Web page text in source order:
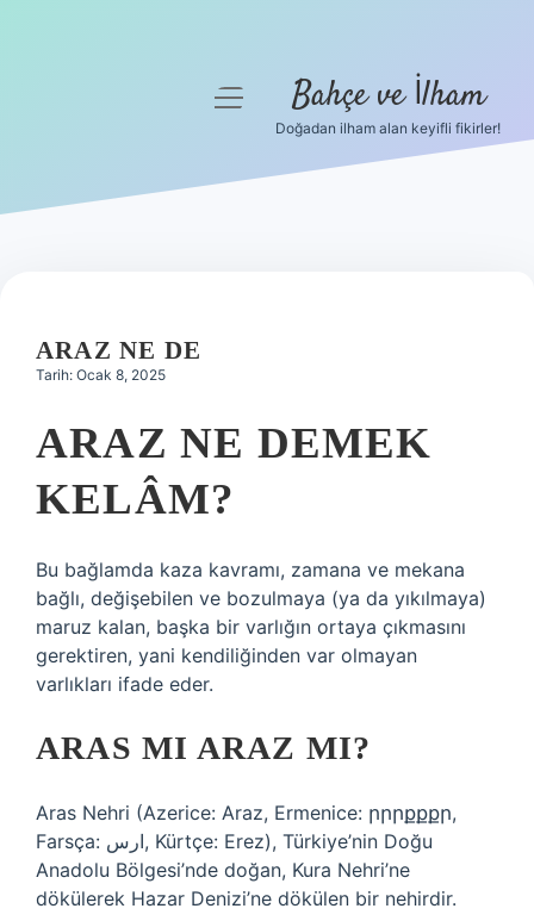
Hakkımızda
menüyü
Bahçe ve İlham
Doğadan ilham alan keyifli fikirler!
ARAZ NE DE
Tarih: Ocak 8, 2025
ARAZ NE DEMEK
KELÂM?
Bu bağlamda kaza kavramı, zamana ve mekana
bağlı, değişebilen ve bozulmaya (ya da yıkılmaya)
maruz kalan, başka bir varlığın ortaya çıkmasını
gerektiren, yani kendiliğinden var olmayan
varlıkları ifade eder.
ARAS MI ARAZ MI?
Aras Nehri (Azerice: Araz, Ermenice: րրրքքքր,
Farsça: ارس, Kürtçe: Erez), Türkiye’nin Doğu
Anadolu Bölgesi’nde doğan, Kura Nehri’ne
dökülerek Hazar Denizi’ne dökülen bir nehirdir.